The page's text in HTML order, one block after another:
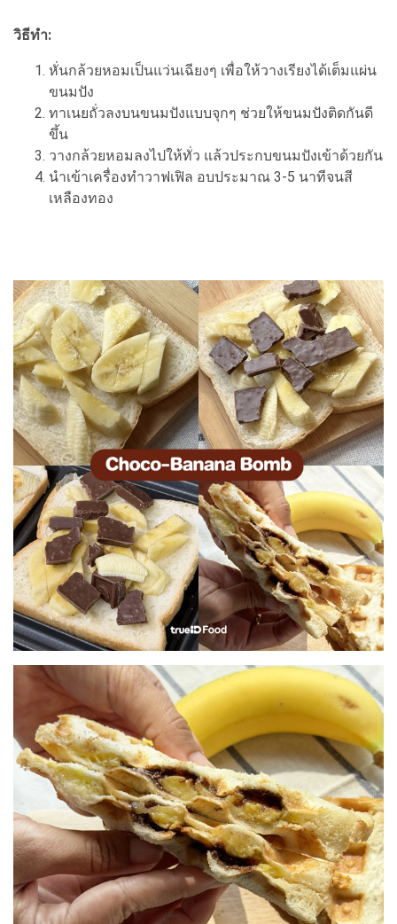
วิธีทำ:
หั่นกล้วยหอมเป็นแว่นเฉียงๆ เพื่อให้วางเรียงได้เต็มแผ่น
ขนมปัง
ทาเนยถั่วลงบนขนมปังแบบจุกๆ ช่วยให้ขนมปังติดกันดี
ขึ้น
วางกล้วยหอมลงไปให้ทั่ว แล้วประกบขนมปังเข้าด้วยกัน
นำเข้าเครื่องทำวาฟเฟิล อบประมาณ 3-5 นาทีจนสี
เหลืองทอง